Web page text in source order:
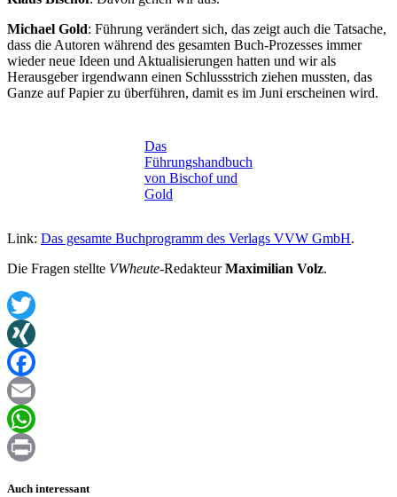
Michael Gold: Führung verändert sich, das zeigt auch die Tatsache,
dass die Autoren während des gesamten Buch-Prozesses immer
wieder neue Ideen und Aktualisierungen hatten und wir als
Herausgeber irgendwann einen Schlussstrich ziehen mussten, das
Ganze auf Papier zu überführen, damit es im Juni erscheinen wird.
Das
Führungshandbuch
von Bischof und
Gold
Link: Das gesamte Buchprogramm des Verlags VVW GmbH.
Die Fragen stellte VWheute-RedakteurMaximilian Volz.
Twitter
XING
Facebook
Email
WhatsApp
Auch interessant